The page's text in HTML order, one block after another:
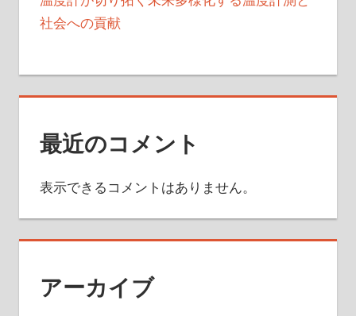
社会への貢献
最近のコメント
表示できるコメントはありません。
アーカイブ